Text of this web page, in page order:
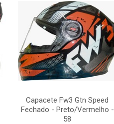
Capacete Fw3 Gtn Speed
Fechado - Preto/Vermelho -
58